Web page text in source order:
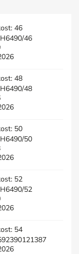
46
46
48
48
50
50
52
52
54